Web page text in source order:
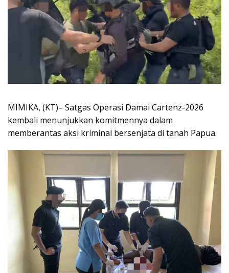
MIMIKA, (KT)– Satgas Operasi Damai Cartenz-2026
kembali menunjukkan komitmennya dalam
memberantas aksi kriminal bersenjata di tanah Papua.